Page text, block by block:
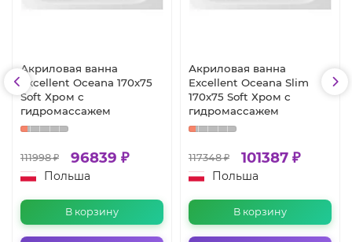
Акриловая ванна
Excellent Oceana 170x75
Soft Хром с
гидромассажем
111998 ₽ 96839 ₽
Польша
В корзину
Акриловая ванна
Excellent Oceana Slim
170x75 Soft Хром с
гидромассажем
117348 ₽ 101387 ₽
Польша
В корзину